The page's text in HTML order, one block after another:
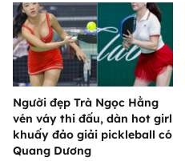
Người đẹp Trà Ngọc Hằng
vén váy thi đấu, dàn hot girl
khuấy đảo giải pickleball có
Quang Dương